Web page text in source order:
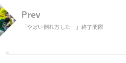
Prev
「やばい倒れ方した…」終了間際の